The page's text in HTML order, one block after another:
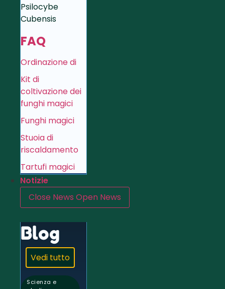
Psilocybe
Cubensis
FAQ
Ordinazione di
Kit di
coltivazione dei
funghi magici
Funghi magici
Stuoia di
riscaldamento
Tartufi magici
Notizie
Close News Open News
Blog
Vedi tutto
Scienza e